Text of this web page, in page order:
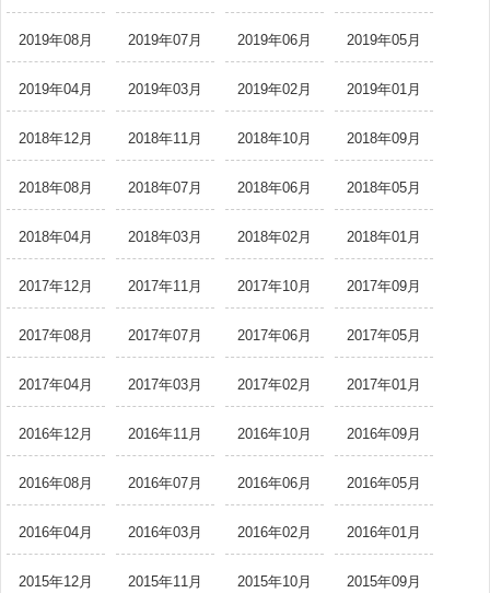
2019年08月 2019年07月 2019年06月 2019年05月
2019年04月 2019年03月 2019年02月 2019年01月
2018年12月 2018年11月 2018年10月 2018年09月
2018年08月 2018年07月 2018年06月 2018年05月
2018年04月 2018年03月 2018年02月 2018年01月
2017年12月 2017年11月 2017年10月 2017年09月
2017年08月 2017年07月 2017年06月 2017年05月
2017年04月 2017年03月 2017年02月 2017年01月
2016年12月 2016年11月 2016年10月 2016年09月
2016年08月 2016年07月 2016年06月 2016年05月
2016年04月 2016年03月 2016年02月 2016年01月
2015年12月 2015年11月 2015年10月 2015年09月